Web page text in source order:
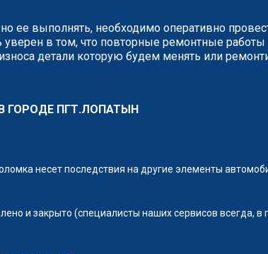
ее выполнять, необходимо оперативно
в том, что повторные ремонтные
детали которую будем менять или
ГОРОДЕ ПГТ.ЛОПАТЫН
несет последствия на другие элементы
и закрыто (специалисты наших сервисов всегда, в